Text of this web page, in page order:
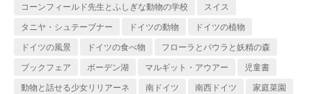
コーンフィールド先生とふしぎな動物の学校
スイス
タニヤ・シュテーブナー
ドイツの動物
ドイツの植物
ドイツの風景
ドイツの食べ物
フローラとパウラと妖精の森
ブックフェア
ボーデン湖 マルギット・アウアー
児童書
動物と話せる少女リリアーネ
南ドイツ 南西ドイツ
家庭菜園